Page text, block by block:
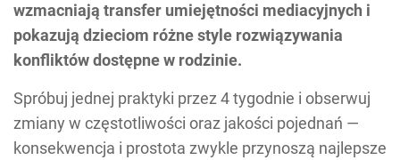
wzmacniają transfer umiejętności mediacyjnych i
pokazują dzieciom różne style rozwiązywania
konfliktów dostępne w rodzinie.
Spróbuj jednej praktyki przez 4 tygodnie i obserwuj
zmiany w częstotliwości oraz jakości pojednań —
konsekwencja i prostota zwykle przynoszą najlepsze